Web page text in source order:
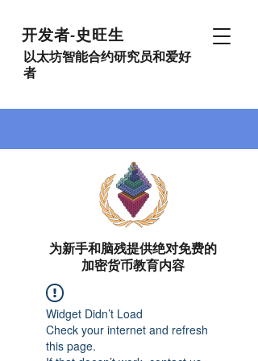
开发者-史旺生
以太坊智能合约研究员和爱好
者
为新手和脑残提供绝对免费的
加密货币教育内容
Widget Didn’t Load
Check your internet and refresh
this page.